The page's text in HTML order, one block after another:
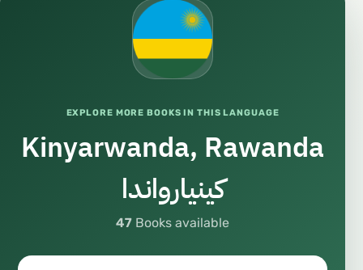
EXPLORE MORE BOOKS IN THIS LANGUAGE
Kinyarwanda, Rawanda
كينيارواندا
47 Books available